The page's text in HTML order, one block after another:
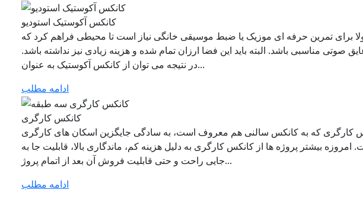
کانکس آکوستیک استودیو
برای تمرین حرفه ای موزیک یا ضبط موسیقی خانگی نیاز است تا محیطی فراهم کرد که
صوتی مناسبی باشد. البته باید این فضا ارزان تمام شده و هزینه زیادی نیز نداشته باشد.
در نتیجه می توان از کانکس آکوستیک به عنوان...
ادامه مطلب
کانکس کارگری
کارگری که به کانکس سالنی هم معروف است، به سادگی جایگزین اسکان های کارگری
بیشتر پروژه ها از کانکس کارگری به دلیل هزینه کم، ماندگاری بالا، قابلیت جا به
جایی راحت و حتی قابلیت فروش آن بعد از اتمام پروژ...
ادامه مطلب